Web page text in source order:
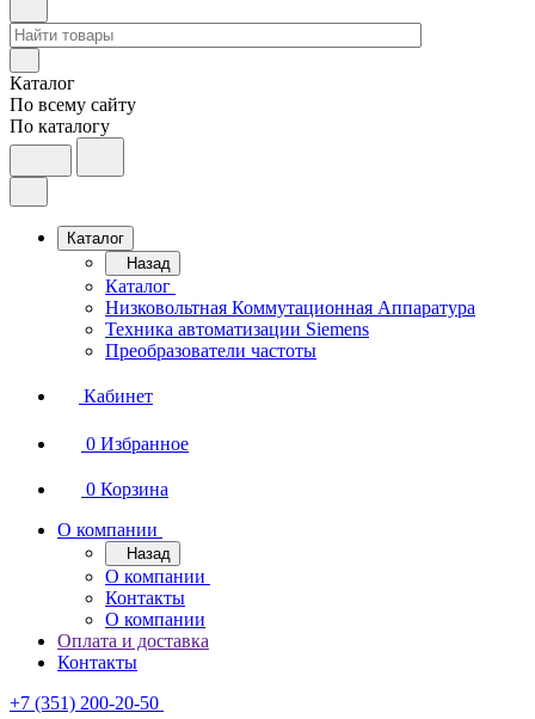
Каталог
По всему сайту
По каталогу
Каталог
Назад
Каталог
Низковольтная Коммутационная Аппаратура
Техника автоматизации Siemens
Преобразователи частоты
Кабинет
0 Избранное
0 Корзина
О компании
Назад
О компании
Контакты
О компании
Оплата и доставка
Контакты
+7 (351) 200-20-50